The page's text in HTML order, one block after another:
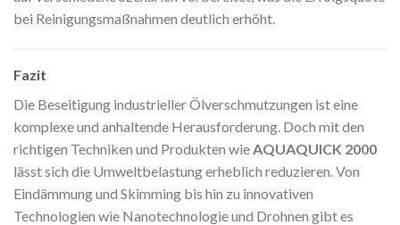
bei Reinigungsmaßnahmen deutlich erhöht.
Fazit
Die Beseitigung industrieller Ölverschmutzungen ist eine
komplexe und anhaltende Herausforderung. Doch mit den
richtigen Techniken und Produkten wie AQUAQUICK 2000
lässt sich die Umweltbelastung erheblich reduzieren. Von
Eindämmung und Skimming bis hin zu innovativen
Technologien wie Nanotechnologie und Drohnen gibt es